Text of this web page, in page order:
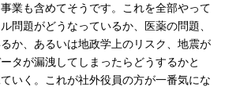
業も含めてそうです。これを全部やって
問題がどうなっているか、医薬の問題、
か、あるいは地政学上のリスク、地震が
タが漏洩してしまったらどうするかと
いく。これが社外役員の方が一番気にな